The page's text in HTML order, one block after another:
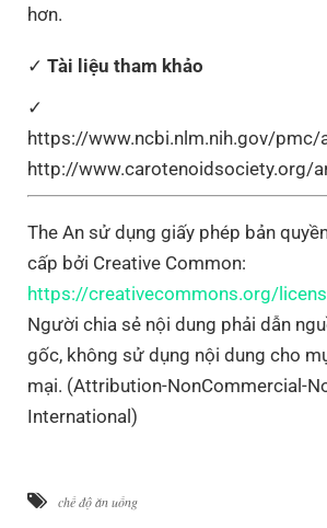
hơn.
Tài liệu tham khảo
https://www.ncbi.nlm.nih.gov/
http://www.carotenoidsociety.org/
The An sử dụng giấy phép bản
cấp bởi Creative Common:
https://creativecommons.org/
Người chia sẻ nội dung phải dẫn
gốc, không sử dụng nội dung cho
mại. (Attribution-NonCommercial-
International)
chế độ ăn uống